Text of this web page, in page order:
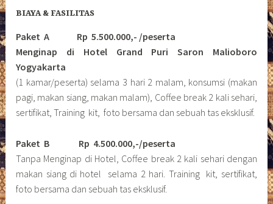
BIAYA & FASILITAS
Paket A Rp 5.500.000,- /peserta
Menginap di Hotel Grand Puri Saron Malioboro
Yogyakarta
(1 kamar/peserta) selama 3 hari 2 malam, konsumsi (makan
pagi, makan siang, makan malam), Coffee break 2 kali sehari,
sertifikat, Training kit, foto bersama dan sebuah tas eksklusif.
Paket B
Rp 4.500.000,-/peserta
Tanpa Menginap di Hotel, Coffee break 2 kali sehari dengan
makan siang di hotel selama 2 hari. Training kit, sertifikat,
foto bersama dan sebuah tas eksklusif.